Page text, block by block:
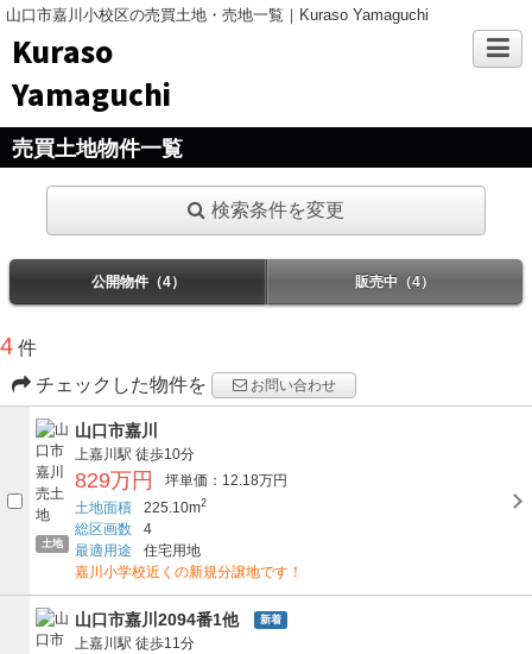
山口市嘉川小校区の売買土地・売地一覧｜Kuraso Yamaguchi
Kuraso
Yamaguchi
売買土地物件一覧
検索条件を変更
公開物件（4） 販売中（4）
4 件
チェックした物件を
お問い合わせ
土地
山口市嘉川
上嘉川駅 徒歩10分
829万円
坪単価：12.18万円
土地面積
225.10m2
総区画数
4
最適用途
住宅用地
嘉川小学校近くの新規分譲地です！
山口市嘉川2094番1他 新着
上嘉川駅 徒歩11分